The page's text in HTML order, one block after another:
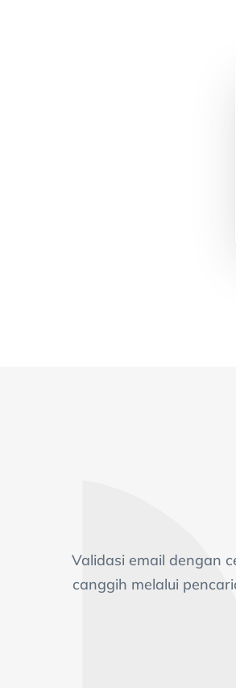
Validasi email dengan
canggih melalui